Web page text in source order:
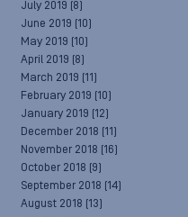
July 2019 (8)
June 2019 (10)
May 2019 (10)
April 2019 (8)
March 2019 (11)
February 2019 (10)
January 2019 (12)
December 2018 (11)
November 2018 (16)
October 2018 (9)
September 2018 (14)
August 2018 (13)